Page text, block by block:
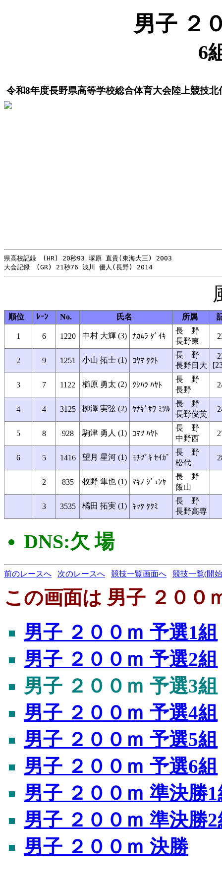
男子 ２
6
令和8年度長野県高等学校総合体育大会陸上競技北
県高校記録　(HR) 20秒93 塚原 直貴(東海大三) 2003
順位 ﾚｰﾝ No. 氏名 所属
1 6 1220 中村 大輝 (3) ﾅｶﾑﾗ ﾀﾞｲｷ
長 野
長野東
2 9 1251 小山 拓士 (1) ｺﾔﾏ ﾀｸﾄ
長 野
長野日大
3 7 1122 櫛原 勇太 (2) ｸｼﾊﾗ ﾊﾔﾄ
長 野
長野
4 4 3125 栁澤 実弦 (2) ﾔﾅｷﾞｻﾜ ﾐﾂﾙ
長 野
長野俊英
5 8 928 駒津 勇人 (1) ｺﾏﾂ ﾊﾔﾄ
長 野
中野西
6 5 1416 望月 星河 (1) ﾓﾁﾂﾞｷ ｾｲｶﾞ
長 野
松代
2 835 牧野 隼也 (1) ﾏｷﾉ ｼﾞｭﾝﾔ
長 野
飯山
3 3535 橘田 拓実 (1) ｷｯﾀ ﾀｸﾐ
長 野
長野高専
DNS:欠 場
前のレースへ 次のレースへ 競技一覧画面へ 競技一覧(開
この画面は 男子 ２００
男子 ２００ｍ 予選1組
男子 ２００ｍ 予選2組
男子 ２００ｍ 予選3組
男子 ２００ｍ 予選4組
男子 ２００ｍ 予選5組
男子 ２００ｍ 予選6組
男子 ２００ｍ 準決勝
男子 ２００ｍ 準決勝
男子 ２００ｍ 決勝